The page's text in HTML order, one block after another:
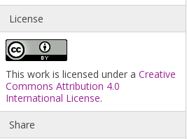
License
This work is licensed under aCreative
Commons Attribution 4.0
International License.
Share